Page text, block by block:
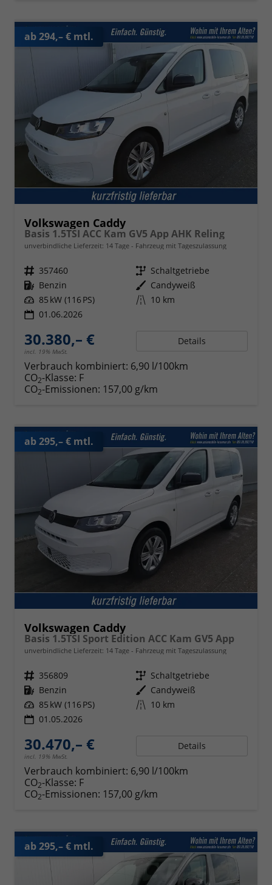
ab 294,– € mtl.
Volkswagen Caddy
Basis 1.5TSI ACC Kam GV5 App AHK Reling
unverbindliche Lieferzeit: 14 Tage Fahrzeug mit Tageszulassung
Fahrzeugnr. 357460 Getriebe Schaltgetriebe
Kraftstoff Benzin Außenfarbe Candyweiß
Leistung 85 kW (116 PS) Kilometerstand 10 km
01.06.2026
30.380,– €
incl. 19% MwSt.
Details
Verbrauch kombiniert: 6,90 l/100km
CO2-Klasse: F
CO2-Emissionen: 157,00 g/km
ab 295,– € mtl.
Volkswagen Caddy
Basis 1.5TSI Sport Edition ACC Kam GV5 App
unverbindliche Lieferzeit: 14 Tage Fahrzeug mit Tageszulassung
Fahrzeugnr. 356809 Getriebe Schaltgetriebe
Kraftstoff Benzin Außenfarbe Candyweiß
Leistung 85 kW (116 PS) Kilometerstand 10 km
01.05.2026
30.470,– €
incl. 19% MwSt.
Details
Verbrauch kombiniert: 6,90 l/100km
CO2-Klasse: F
CO2-Emissionen: 157,00 g/km
ab 295,– € mtl.